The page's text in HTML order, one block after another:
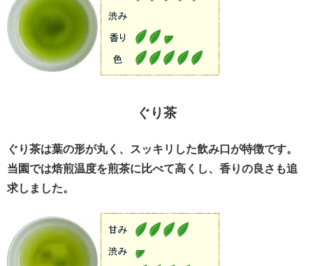
ぐり茶
ぐり茶は葉の形が丸く、スッキリした飲み口が特徴です。
当園では焙煎温度を煎茶に比べて高くし、香りの良さも追
求しました。